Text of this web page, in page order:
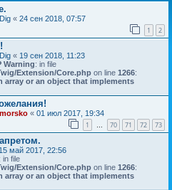
« 24 сен 2018, 07:57
1 2
« 19 сен 2018, 11:23
Warning: in file
Extension/Core.php on line 1266:
array or an object that implements
« 01 июл 2017, 19:34
1 … 70 71 72 73
15 май 2017, 22:56
: in file
Extension/Core.php on line 1266:
array or an object that implements